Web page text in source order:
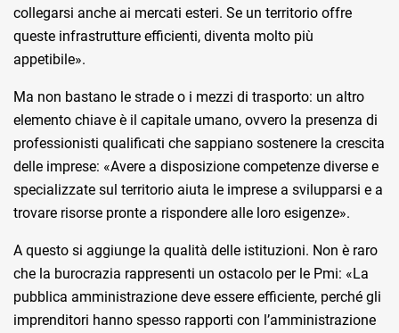
collegarsi anche ai mercati esteri. Se un territorio offre
queste infrastrutture efficienti, diventa molto più
appetibile».
Ma non bastano le strade o i mezzi di trasporto: un altro
elemento chiave è il capitale umano, ovvero la presenza di
professionisti qualificati che sappiano sostenere la crescita
delle imprese: «Avere a disposizione competenze diverse e
specializzate sul territorio aiuta le imprese a svilupparsi e a
trovare risorse pronte a rispondere alle loro esigenze».
A questo si aggiunge la qualità delle istituzioni. Non è raro
che la burocrazia rappresenti un ostacolo per le Pmi: «La
pubblica amministrazione deve essere efficiente, perché gli
imprenditori hanno spesso rapporti con l’amministrazione